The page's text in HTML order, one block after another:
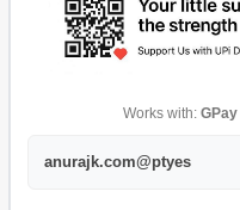
Works with: GPay
anurajk.com@ptyes